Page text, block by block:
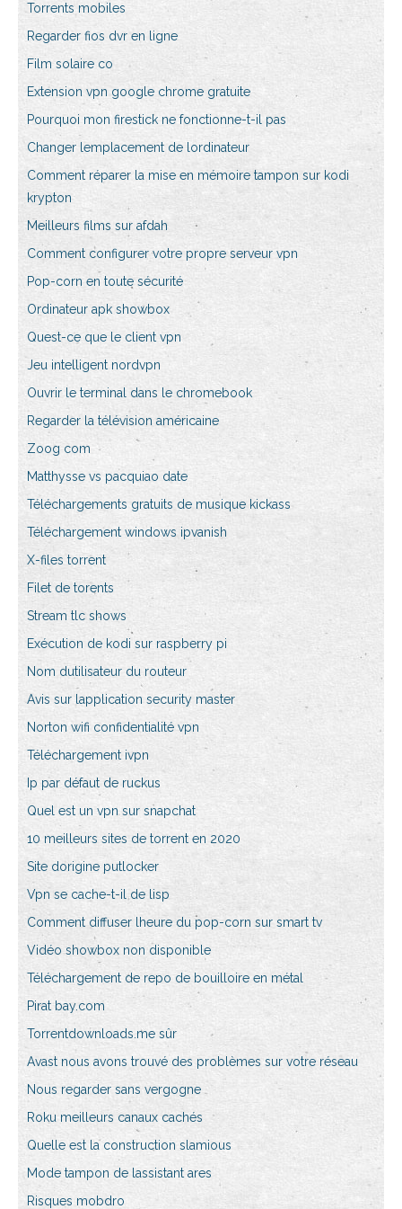
Torrents mobiles
Regarder fios dvr en ligne
Film solaire co
Extension vpn google chrome gratuite
Pourquoi mon firestick ne fonctionne-t-il pas
Changer lemplacement de lordinateur
Comment réparer la mise en mémoire tampon sur kodi
krypton
Meilleurs films sur afdah
Comment configurer votre propre serveur vpn
Pop-corn en toute sécurité
Ordinateur apk showbox
Quest-ce que le client vpn
Jeu intelligent nordvpn
Ouvrir le terminal dans le chromebook
Regarder la télévision américaine
Zoog com
Matthysse vs pacquiao date
Téléchargements gratuits de musique kickass
Téléchargement windows ipvanish
X-files torrent
Filet de torents
Stream tlc shows
Exécution de kodi sur raspberry pi
Nom dutilisateur du routeur
Avis sur lapplication security master
Norton wifi confidentialité vpn
Téléchargement ivpn
Ip par défaut de ruckus
Quel est un vpn sur snapchat
10 meilleurs sites de torrent en 2020
Site dorigine putlocker
Vpn se cache-t-il de lisp
Comment diffuser lheure du pop-corn sur smart tv
Vidéo showbox non disponible
Téléchargement de repo de bouilloire en métal
Pirat bay.com
Torrentdownloads.me sûr
Avast nous avons trouvé des problèmes sur votre réseau
Nous regarder sans vergogne
Roku meilleurs canaux cachés
Quelle est la construction slamious
Mode tampon de lassistant ares
Risques mobdro